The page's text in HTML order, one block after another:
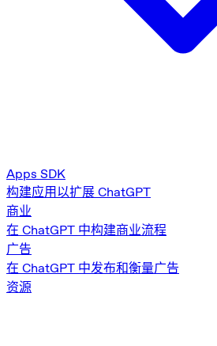
Apps SDK
构建应用以扩展 ChatGPT
商业
在 ChatGPT 中构建商业流程
广告
在 ChatGPT 中发布和衡量广告
资源